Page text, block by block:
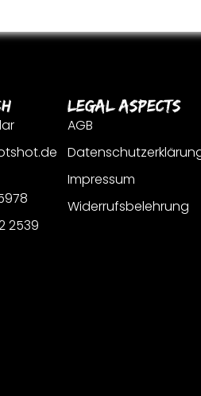
2539
Legal Aspects
AGB
Impressum
Widerrufsbelehrung